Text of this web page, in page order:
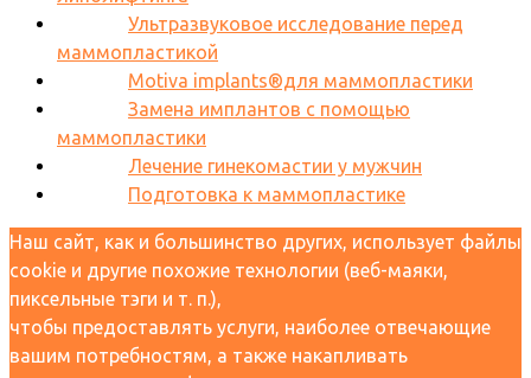
Ультразвуковое исследование перед
маммопластикой
Motiva implants®для маммопластики
Замена имплантов с помощью
маммопластики
Лечение гинекомастии у мужчин
Подготовка к маммопластике
Наш сайт, как и большинство других, использует файлы
cookie и другие похожие технологии (веб-маяки,
пиксельные тэги и т. п.),
чтобы предоставлять услуги, наиболее отвечающие
вашим потребностям, а также накапливать